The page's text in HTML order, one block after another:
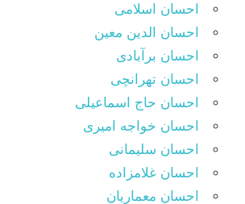
احسان اسلامی
احسان الدین معین
احسان برآبادی
احسان تهرانچی
احسان حاج اسماعیلی
احسان خواجه امیری
احسان سلیمانی
احسان غلامزاده
احسان معماریان